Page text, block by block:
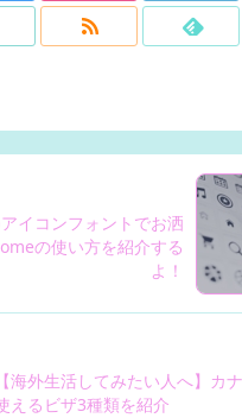
イコンフォントでお洒
の使い方を紹介する
よ！
【海外生活してみたい人へ】カ
えるビザ3種類を紹介